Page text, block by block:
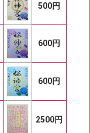
500円
600円
600円
2500円